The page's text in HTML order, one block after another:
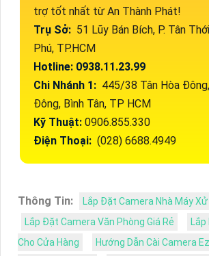
trợ tốt nhất từ An Thành Phát!
Trụ Sở: 51 Lũy Bán Bích, P. Tân
Phú, TP.HCM
Hotline: 0938.11.23.99
Chi Nhánh 1: 445/38 Tân Hòa
Đông, Bình Tân, TP HCM
Kỹ Thuật: 0906.855.330
Điện Thoại: (028) 6688.4949
Thông Tin:
Lắp Đặt Camera Nhà Máy
Lắp Đặt Camera Văn Phòng Giá Rẻ
Lắp
Cho Cửa Hàng
Hướng Dẫn Cài Camera